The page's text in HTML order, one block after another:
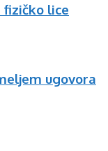
fizičko lice
ugovora